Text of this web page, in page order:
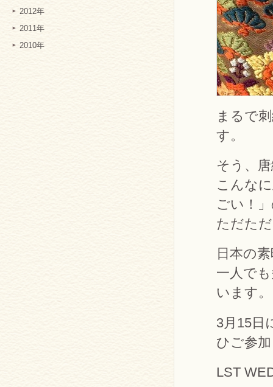
2012年
2011年
2010年
まるで
す。
そう、
こんな
ごい！
ただた
日本の
一人で
います。
3月15日
ひご参
LST